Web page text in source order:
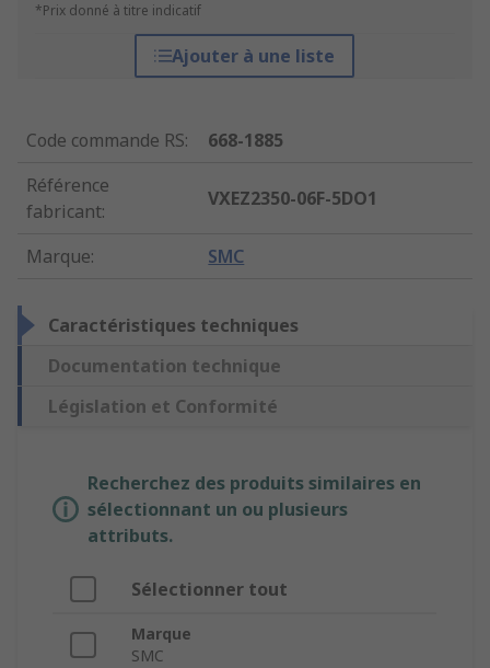
*Prix donné à titre indicatif
Ajouter à une liste
Code commande RS:
668-1885
Référence
fabricant:
VXEZ2350-06F-5DO1
Marque: SMC
Caractéristiques techniques
Documentation technique
Législation et Conformité
Recherchez des produits similaires en
sélectionnant un ou plusieurs
attributs.
Sélectionner tout
Marque
SMC